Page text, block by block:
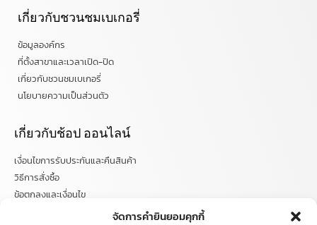
จัดการคำยินยอมคุกกี้
เกี่ยวกับชวนชมเบเกอรี่
ข้อมูลองค์กร
ที่ตั้งสาขาและเวลาเปิด-ปิด
เกี่ยวกับชวนชมเบเกอรี่
นโยบายความเป็นส่วนตัว
เกี่ยวกับช้อป ออนไลน์
เงื่อนไขการรับประกันและคืนสินค้า
วิธีการสั่งซื้อ
ข้อตกลงและเงื่อนไข